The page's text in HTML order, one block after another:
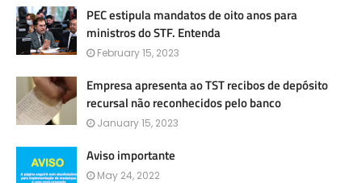
PEC estipula mandatos de oito anos para
ministros do STF. Entenda
February 15, 2023
Empresa apresenta ao TST recibos de depósito
recursal não reconhecidos pelo banco
January 15, 2023
Aviso importante
May 24, 2022